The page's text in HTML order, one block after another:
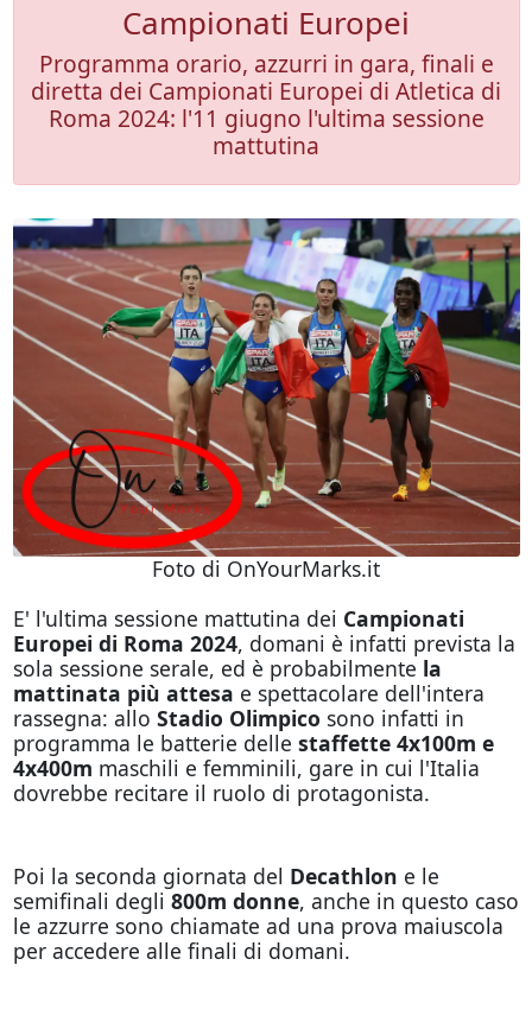
Campionati Europei
Programma orario, azzurri in gara, finali e
diretta dei Campionati Europei di Atletica di
Roma 2024: l'11 giugno l'ultima sessione
mattutina
Foto di OnYourMarks.it
E' l'ultima sessione mattutina dei Campionati
Europei di Roma 2024, domani è infatti prevista la
sola sessione serale, ed è probabilmente la
mattinata più attesa e spettacolare dell'intera
rassegna: allo Stadio Olimpico sono infatti in
programma le batterie delle staffette 4x100m e
4x400m maschili e femminili, gare in cui l'Italia
dovrebbe recitare il ruolo di protagonista.
Poi la seconda giornata del Decathlon e le
semifinali degli 800m donne, anche in questo caso
le azzurre sono chiamate ad una prova maiuscola
per accedere alle finali di domani.